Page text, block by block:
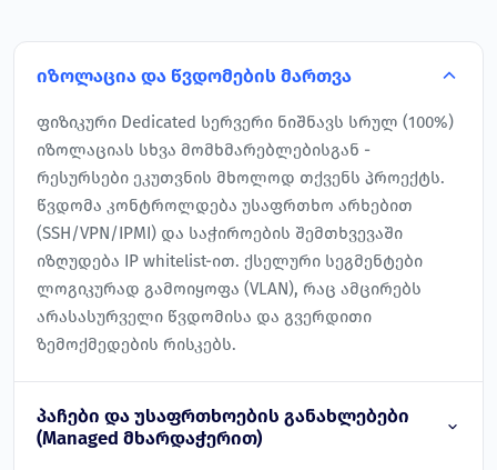
იზოლაცია და წვდომების მართვა
ფიზიკური Dedicated სერვერი ნიშნავს სრულ (100%)
იზოლაციას სხვა მომხმარებლებისგან -
რესურსები ეკუთვნის მხოლოდ თქვენს პროექტს.
წვდომა კონტროლდება უსაფრთხო არხებით
(SSH/VPN/IPMI) და საჭიროების შემთხვევაში
იზღუდება IP whitelist-ით. ქსელური სეგმენტები
ლოგიკურად გამოიყოფა (VLAN), რაც ამცირებს
არასასურველი წვდომისა და გვერდითი
ზემოქმედების რისკებს.
პაჩები და უსაფრთხოების განახლებები
(Managed მხარდაჭერით)